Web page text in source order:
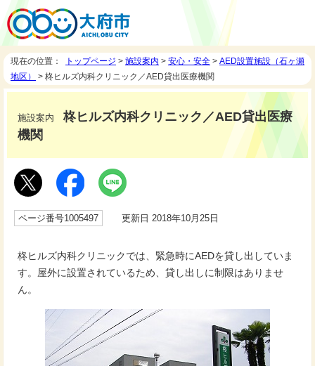
現在の位置： トップページ > 施設案内 > 安心・安全 > AED設置施設（石ヶ瀬
地区）
> 柊ヒルズ内科クリニック／AED貸出医療機関
施設案内 柊ヒルズ内科クリニック／AED貸出医療
機関
ページ番号1005497 更新日 2018年10月25日
柊ヒルズ内科クリニックでは、緊急時にAEDを貸し出していま
す。屋外に設置されているため、貸し出しに制限はありませ
ん。